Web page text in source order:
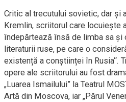
Critic al trecutului sovietic, dar și
Kremlin, scriitorul care locuiește
îndepărtează însă de limba sa și
literaturii ruse, pe care o
existență a conștiinței în Rusia“.
opere ale scriitorului au fost
„Luarea Ismailului” la Teatrul
Artă din Moscova, iar „Părul